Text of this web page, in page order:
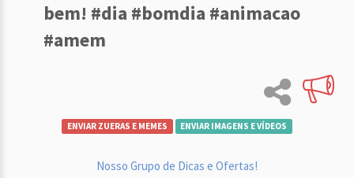
bem! #dia #bomdia #animacao
#amem
ENVIAR ZUERAS E MEMES ENVIAR IMAGENS E VÍDEOS
Nosso Grupo de Dicas e Ofertas!